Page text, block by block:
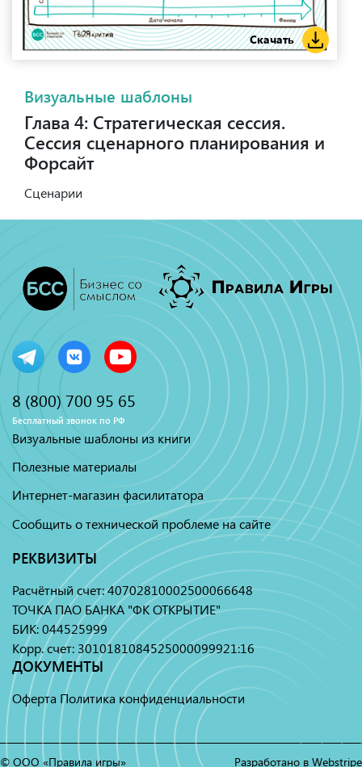
Скачать
Визуальные шаблоны
Глава 4: Стратегическая сессия.
Сессия сценарного планирования и
Форсайт
Сценарии
8 (800) 700 95 65
Бесплатный звонок по РФ
Визуальные шаблоны из книги
Полезные материалы
Интернет-магазин фасилитатора
Сообщить о технической проблеме на сайте
РЕКВИЗИТЫ
Расчётный счет: 40702810002500066648
ТОЧКА ПАО БАНКА "ФК ОТКРЫТИЕ"
БИК: 044525999
Корр. счет: 3010181084525000099921:16
ДОКУМЕНТЫ
Оферта Политика конфиденциальности
© ООО «Правила игры» Разработано в Webstripe